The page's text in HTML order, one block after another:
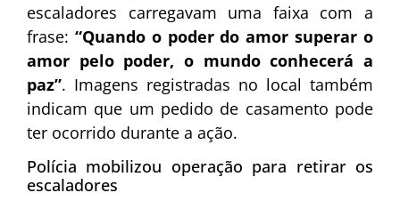
escaladores carregavam uma faixa com a
frase: “Quando o poder do amor superar o
amor pelo poder, o mundo conhecerá a
paz”. Imagens registradas no local também
indicam que um pedido de casamento pode
ter ocorrido durante a ação.
Polícia mobilizou operação para retirar os
escaladores